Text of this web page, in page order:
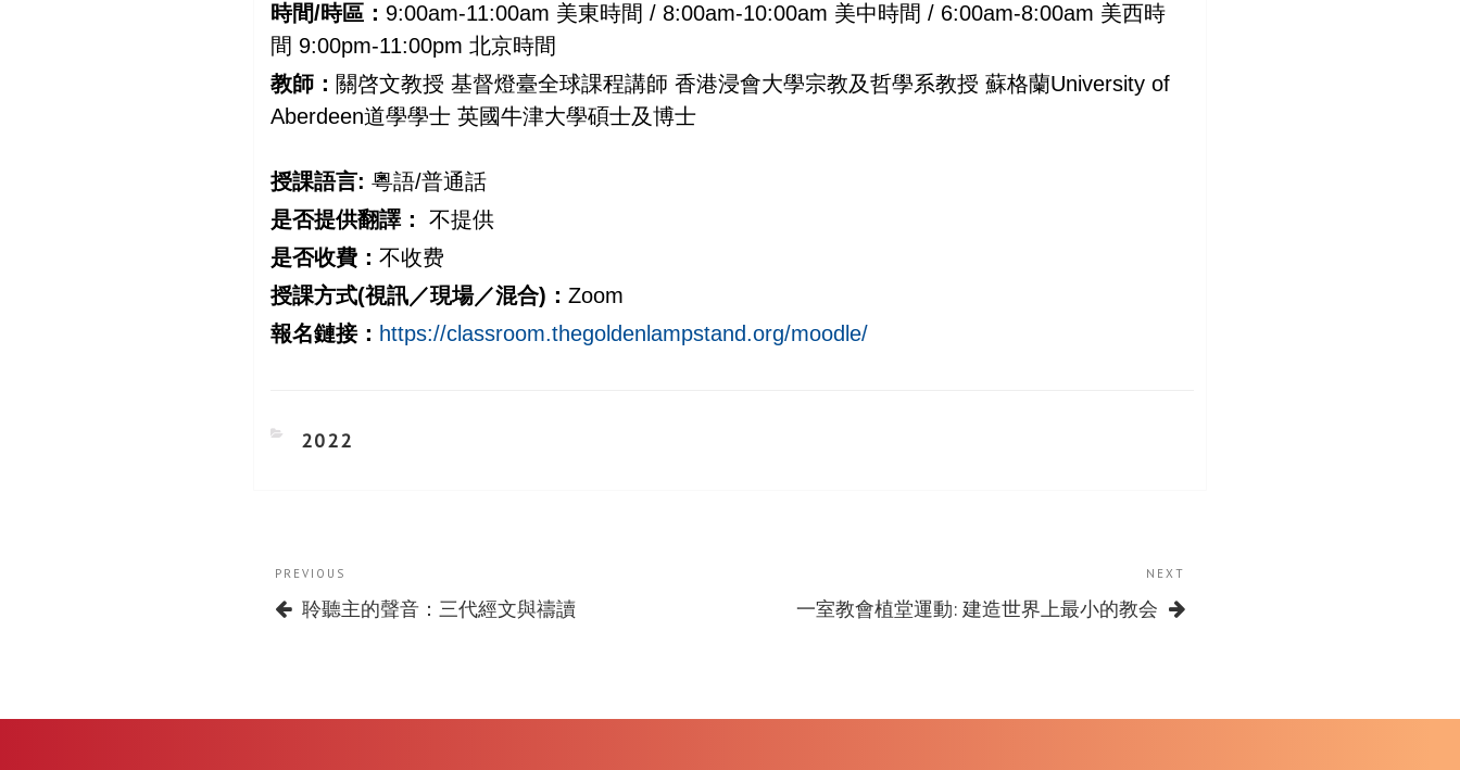
時間/時區： 9:00am-11:00am 美東時間 / 8:00am-10:00am 美中時間 / 6:00am-8:00am 美西時
間 9:00pm-11:00pm 北京時間
教師： 關啓文教授 基督燈臺全球課程講師 香港浸會大學宗教及哲學系教授 蘇格蘭University of
Aberdeen道學學士 英國牛津大學碩士及博士
授課語言:粵語/普通話
是否提供翻譯：
不提供
是否收費：不收费
授課方式(視訊／現場／混合)：Zoom
報名鏈接： https://classroom.thegoldenlampstand.org/moodle/
CATEGORIES
2022
Post
navigation
Previous
Post
PREVIOUS
聆聽主的聲音：三代經文與禱讀
Post
NEXT
一室教會植堂運動: 建造世界上最小的教会